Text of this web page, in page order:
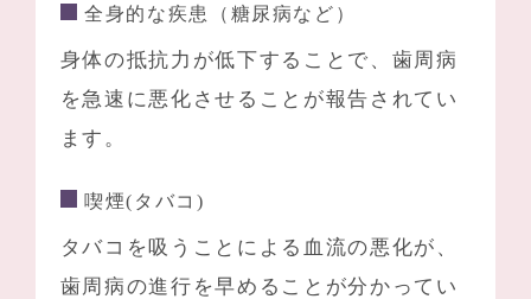
全身的な疾患（糖尿病など）
身体の抵抗力が低下することで、歯周病
を急速に悪化させることが報告されてい
ます。
喫煙(タバコ)
タバコを吸うことによる血流の悪化が、
歯周病の進行を早めることが分かってい